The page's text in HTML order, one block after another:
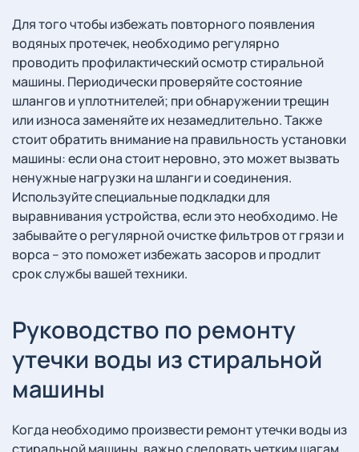
Для того чтобы избежать повторного появления
водяных протечек, необходимо регулярно
проводить профилактический осмотр стиральной
машины. Периодически проверяйте состояние
шлангов и уплотнителей; при обнаружении трещин
или износа заменяйте их незамедлительно. Также
стоит обратить внимание на правильность установки
машины: если она стоит неровно, это может вызвать
ненужные нагрузки на шланги и соединения.
Используйте специальные подкладки для
выравнивания устройства, если это необходимо. Не
забывайте о регулярной очистке фильтров от грязи и
ворса – это поможет избежать засоров и продлит
срок службы вашей техники.
Руководство по ремонту
утечки воды из стиральной
машины
Когда необходимо произвести ремонт утечки воды из